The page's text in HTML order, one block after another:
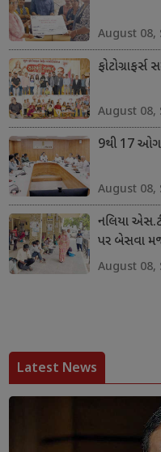
August 08,
August 08,
9થી 17
August 08,
નલિયા
પર બેસવા
August 08,
Latest News